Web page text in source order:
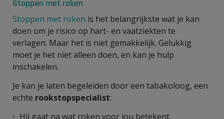
Stoppen met roken
Stoppen met roken is het belangrijkste wat je kan
doen om je risico op hart- en vaatziekten te
verlagen. Maar het is niet gemakkelijk. Gelukkig
moet je het niet alleen doen, en kan je hulp
inschakelen.
Je kan je laten begeleiden door een tabakoloog, een
echte rookstopspecialist:
Hij gaat na wat roken voor jou betekent.